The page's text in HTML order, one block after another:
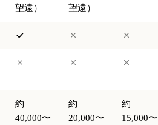
望遠）
望遠）
約
40,000〜
約
20,000〜
約
15,000〜